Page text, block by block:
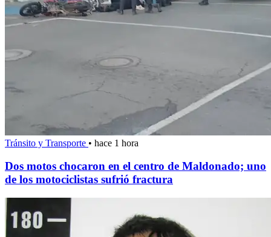
Tránsito y Transporte • hace 1 hora
Dos motos chocaron en el centro de Maldonado; uno
de los motociclistas sufrió fractura